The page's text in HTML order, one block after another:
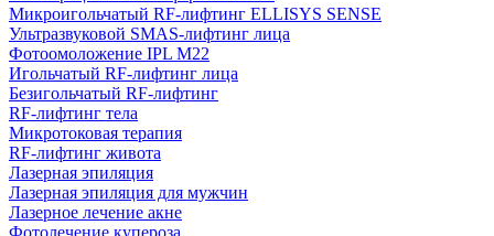
Микроигольчатый RF-лифтинг ELLISYS SENSE
Ультразвуковой SMAS-лифтинг лица
Фотоомоложение IPL M22
Игольчатый RF-лифтинг лица
Безигольчатый RF-лифтинг
RF-лифтинг тела
Микротоковая терапия
RF-лифтинг живота
Лазерная эпиляция
Лазерная эпиляция для мужчин
Лазерное лечение акне
Фотолечение купероза